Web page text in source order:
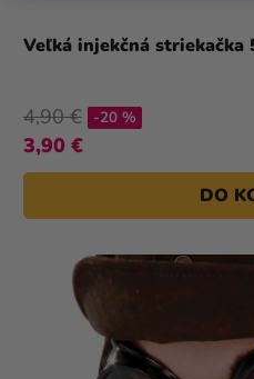
Veľká injekčná striekačka
4,90 €
3,90 €
-20 %
DO